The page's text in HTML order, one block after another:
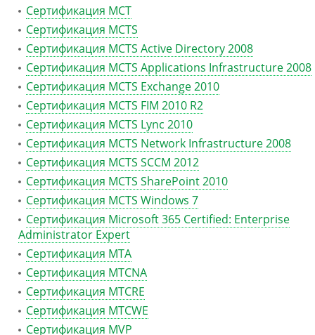
Сертификация MCT
Сертификация MCTS
Сертификация MCTS Active Directory 2008
Сертификация MCTS Applications Infrastructure 2008
Сертификация MCTS Exchange 2010
Сертификация MCTS FIM 2010 R2
Сертификация MCTS Lync 2010
Сертификация MCTS Network Infrastructure 2008
Сертификация MCTS SCCM 2012
Сертификация MCTS SharePoint 2010
Сертификация MCTS Windows 7
Сертификация Microsoft 365 Certified: Enterprise
Administrator Expert
Сертификация MTA
Сертификация MTCNA
Сертификация MTCRE
Сертификация MTCWE
Сертификация MVP